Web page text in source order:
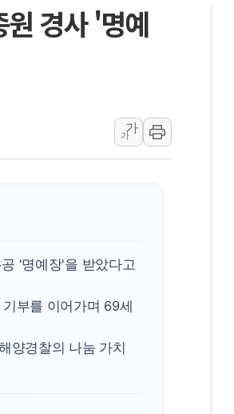
인천 선재도 갯벌서 해루질 중
인천서 말다툼 중 어머니 흉기
'화합' 꺼낸 김민석에 '뻔뻔' 받
李대통령, ISA 개편 재검토 지
동해중부 전 해상 풍랑주의보
연일 폭염에 온열질환 사망 23
中 전방위 아파트 부양, 수도 베
인제 용대리 계곡서 수위 상승
동해시, 11~14일 '별똥별 멍'
폭염에 車 운전면허 기능시험
李대통령, 'ISA·주가누르기 방
경사 '명예
가
가
'명예장'을 받았다고
부를 이어가며 69세
양경찰의 나눔 가치